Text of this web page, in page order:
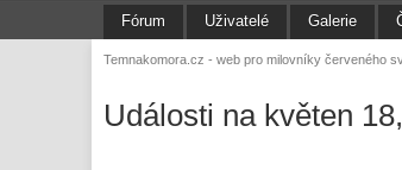
Fórum Uživatelé Galerie
Temnakomora.cz - web pro milovníky červeného
Události na květen